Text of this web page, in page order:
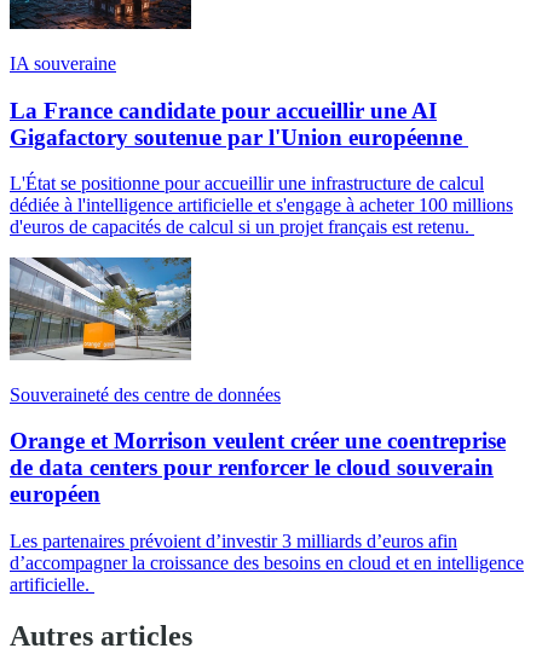
IA souveraine
La France candidate pour accueillir une AI
Gigafactory soutenue par l'Union européenne
L'État se positionne pour accueillir une infrastructure de calcul
dédiée à l'intelligence artificielle et s'engage à acheter 100 millions
d'euros de capacités de calcul si un projet français est retenu.
Souveraineté des centre de données
Orange et Morrison veulent créer une coentreprise
de data centers pour renforcer le cloud souverain
européen
Les partenaires prévoient d’investir 3 milliards d’euros afin
d’accompagner la croissance des besoins en cloud et en intelligence
artificielle.
Autres articles